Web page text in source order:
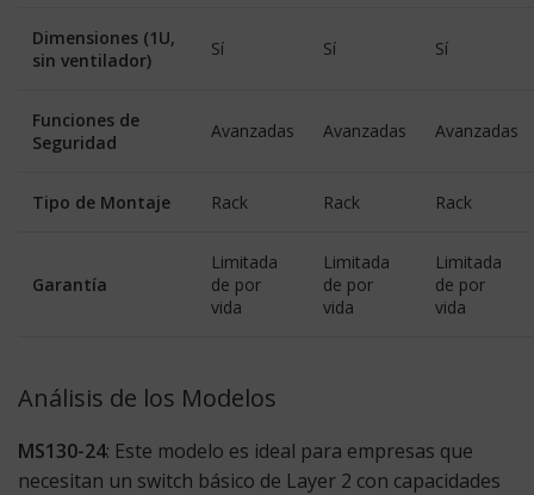
Dimensiones (1U,
sin ventilador)
Sí Sí Sí
Funciones de
Seguridad
Avanzadas Avanzadas Avanzadas
Tipo de Montaje Rack Rack Rack
Garantía
Limitada
de por
vida
Limitada
de por
vida
Limitada
de por
vida
Análisis de los Modelos
MS130-24: Este modelo es ideal para empresas que
necesitan un switch básico de Layer 2 con capacidades